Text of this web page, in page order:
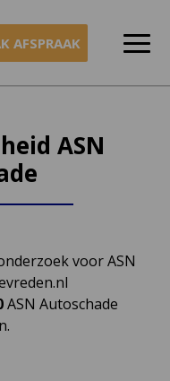
AFSPRAAK
ASN
voor ASN
ASN Autoschade